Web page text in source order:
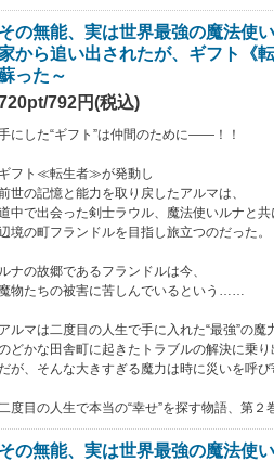
その無能、実は世界最強の魔法使
から追い出されたが、ギフト《
った～
792円(税込)
にした“ギフト”は仲間のために――！！
ギフト≪転生者≫が発動し
世の記憶と能力を取り戻したアルマは、
中で出会った剣士ラウル、魔法使いルナと共
境の町フランドルを目指し旅立つのだった。
ルナの故郷であるフランドルは今、
魔物たちの被害に苦しんでいるという……
アルマは二度目の人生で手に入れた“最強”の魔
どかな田舎町に起きたトラブルの解決に乗り
が、そんな大きすぎる魔力は時に災いを呼
度目の人生で本当の“幸せ”を探す物語、第２
その無能、実は世界最強の魔法使